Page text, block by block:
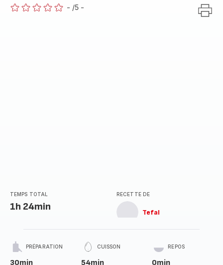
- /5 -
TEMPS TOTAL
1h 24min
RECETTE DE
Tefal
PRÉPARATION
30min
CUISSON
54min
REPOS
0min